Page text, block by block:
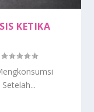
KETIKA